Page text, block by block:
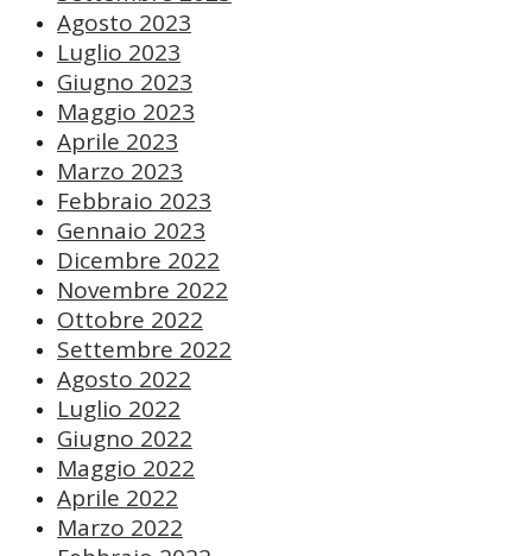
Agosto 2023
Luglio 2023
Giugno 2023
Maggio 2023
Aprile 2023
Marzo 2023
Febbraio 2023
Gennaio 2023
Dicembre 2022
Novembre 2022
Ottobre 2022
Settembre 2022
Agosto 2022
Luglio 2022
Giugno 2022
Maggio 2022
Aprile 2022
Marzo 2022